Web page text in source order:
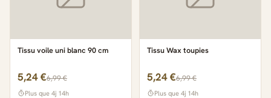
Tissu voile uni blanc 90 cm
5,24 €6,99 €
Plus que 4j 14h
Tissu Wax toupies
5,24 €6,99 €
Plus que 4j 14h